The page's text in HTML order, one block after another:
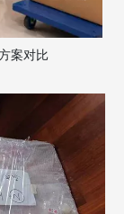
案对比